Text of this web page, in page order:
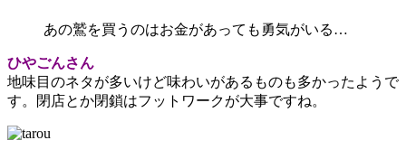
あの鷲を買うのはお金があっても勇気がいる…
ひやごんさん
地味目のネタが多いけど味わいがあるものも多かったようで
す。閉店とか閉鎖はフットワークが大事ですね。